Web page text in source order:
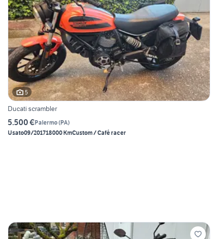
5
Ducati scrambler
5.500 €Palermo(PA)
Usato09/201718000 KmCustom / Café racer